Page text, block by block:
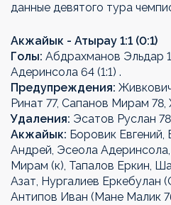
данные девятого тура
Акжайык - Атырау 1:1 (0:1)
Голы: Абдрахманов Эльдар
Адеринсола 64 (1:1) .
Предупреждения:
Ринат 77, Сапанов Мирам 78,
Удаления: Эсатов Руслан
Акжайык: Боровик Евгений,
Андрей, Эсеола
Мирам (к), Тапалов Еркин,
Азат, Нургалиев Еркебулан
Антипов Иван (Мане Малик